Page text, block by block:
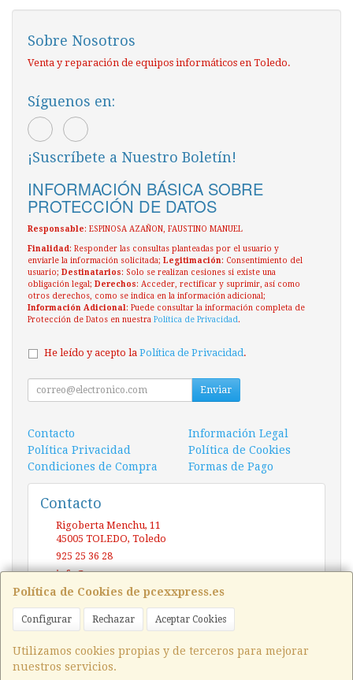
Política de Cookies de pcexxpress.es
Configurar Rechazar Aceptar Cookies
Utilizamos cookies propias y de terceros para mejorar
nuestros servicios.
Sobre Nosotros
Venta y reparación de equipos informáticos en Toledo.
Síguenos en:
¡Suscríbete a Nuestro Boletín!
INFORMACIÓN BÁSICA SOBRE
PROTECCIÓN DE DATOS
Responsable: ESPINOSA AZAÑON, FAUSTINO MANUEL
Finalidad: Responder las consultas planteadas por el usuario y
enviarle la información solicitada; Legitimación: Consentimiento del
usuario; Destinatarios: Solo se realizan cesiones si existe una
obligación legal; Derechos: Acceder, rectificar y suprimir, así como
otros derechos, como se indica en la información adicional;
Información Adicional: Puede consultar la información completa de
Protección de Datos en nuestra Política de Privacidad.
He leído y acepto la Política de Privacidad.
Enviar
Contacto
Información Legal
Política Privacidad
Política de Cookies
Condiciones de Compra
Formas de Pago
Contacto
Rigoberta Menchu, 11
45005 TOLEDO, Toledo
925 25 36 28
info@pcexxpress.es
Horario
10 - 14 / 17 - 20 Sábado / Domingo (CERRADO)